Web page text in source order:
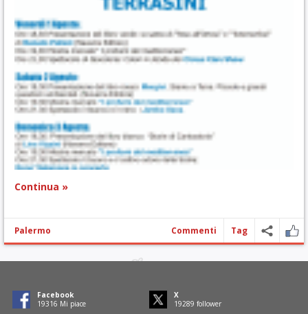
Continua »
Palermo Commenti Tag
Facebook
19794 Mi piace
X
19768 follower